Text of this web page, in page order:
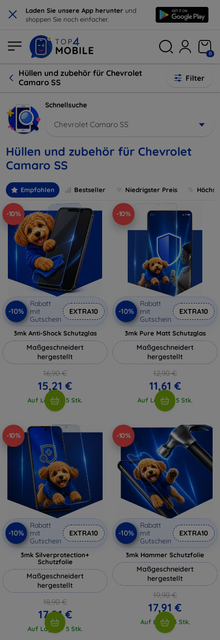
× Laden Sie unsere App herunter und
shoppen Sie noch einfacher.
0
Hüllen und zubehör für Chevrolet
Camaro SS
Filter
Schnellsuche
Chevrolet Camaro SS
Hüllen und zubehör für Chevrolet
Camaro SS
Empfohlen Bestseller Niedrigster Preis
-10%
-10%
Rabatt
mit
Gutschein
EXTRA10
3mk Anti-Shock Schutzglas
Maßgeschneidert
hergestellt
16,90 €
15,21 €
Auf Lager > 5 Stk.
-10%
-10%
Rabatt
mit
Gutschein
EXTRA10
3mk Pure Matt Schutzglas
Maßgeschneidert
hergestellt
12,90 €
11,61 €
Auf Lager > 5 Stk.
-10%
-10%
Rabatt
mit
Gutschein
EXTRA10
3mk Silverprotection+
Schutzfolie
Maßgeschneidert
hergestellt
18,90 €
17,01 €
Auf Lager > 5 Stk.
-10%
-10%
Rabatt
mit
Gutschein
EXTRA10
3mk Hammer Schutzfolie
Maßgeschneidert
hergestellt
19,90 €
17,91 €
Auf Lager 3 Stk.